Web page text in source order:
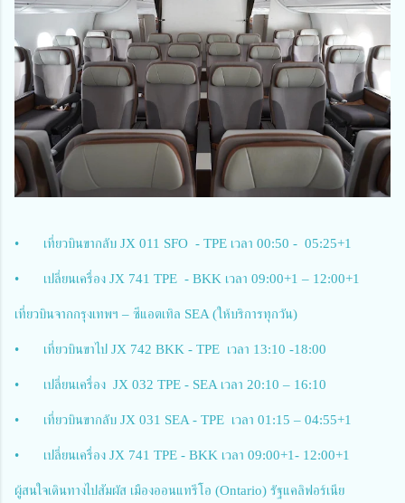
• เที่ยวบินขากลับ JX 011 SFO - TPE เวลา 00:50 - 05:25+1
• เปลี่ยนเครื่อง JX 741 TPE - BKK เวลา 09:00+1 – 12:00+1
เที่ยวบินจากกรุงเทพฯ – ซีแอตเทิล SEA (ให้บริการทุกวัน)
• เที่ยวบินขาไป JX 742 BKK - TPE เวลา 13:10 -18:00
• เปลี่ยนเครื่อง JX 032 TPE - SEA เวลา 20:10 – 16:10
• เที่ยวบินขากลับ JX 031 SEA - TPE เวลา 01:15 – 04:55+1
• เปลี่ยนเครื่อง JX 741 TPE - BKK เวลา 09:00+1- 12:00+1
ผู้สนใจเดินทางไปสัมผัส เมืองออนแทรีโอ (Ontario) รัฐแคลิฟอร์เนีย